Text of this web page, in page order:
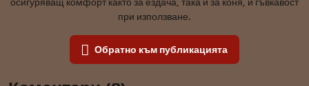
при използване.
Обратно към публикацията